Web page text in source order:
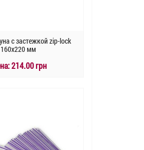
с застежкой zip-lock
160х220 мм
214.00 грн